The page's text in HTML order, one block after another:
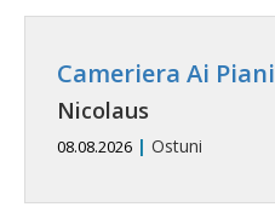
Cameriera Ai Piani
Nicolaus
08.08.2026 | Ostuni